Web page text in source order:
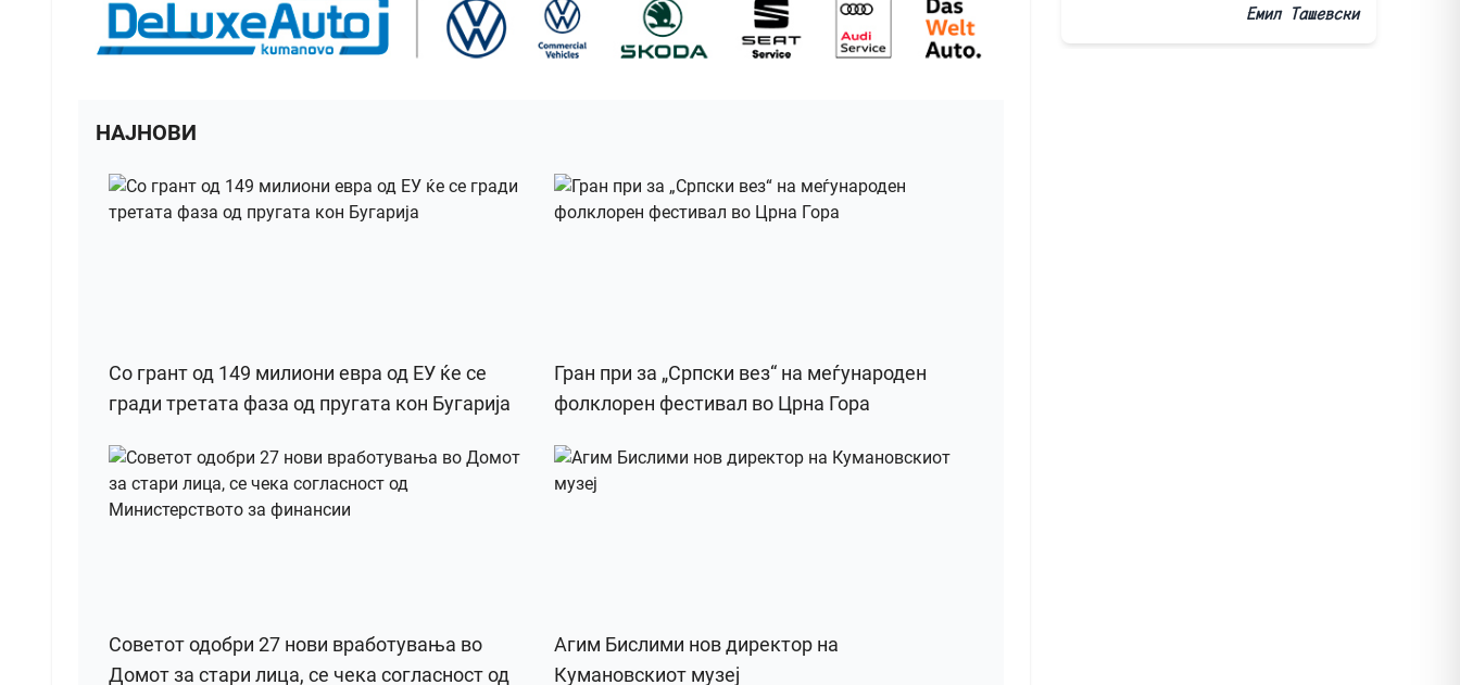
НАЈНОВИ
Со грант од 149 милиони евра од ЕУ ќе се
гради третата фаза од пругата кон Бугарија
Гран при за „Српски вез“ на меѓународен
фолклорен фестивал во Црна Гора
Советот одобри 27 нови вработувања во
Домот за стари лица, се чека согласност од
Агим Бислими нов директор на
Кумановскиот музеј
Емил Ташевски